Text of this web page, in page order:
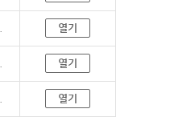
열기
열기
열기